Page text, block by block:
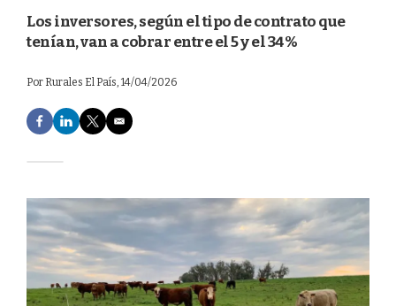
Los inversores, según el tipo de contrato que
tenían, van a cobrar entre el 5 y el 34%
Por Rurales El País, 14/04/2026
F
a
e
o
o
k
L
i
d
I
n
T
w
e
E
m